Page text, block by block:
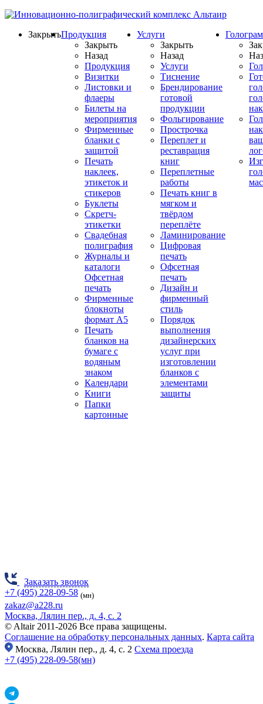
ЗакрытьПродукция
Закрыть
Назад
Продукция
Визитки
Листовки и
флаеры
Билеты на
мероприятия
Фирменные
бланки с
защитой
Печать
наклеек,
этикеток и
стикеров
Буклеты
Скретч-
этикетки
Свадебная
полиграфия
Журналы и
каталоги
Офсетная
печать
Фирменные
блокноты
формат А5
Печать
бланков на
бумаге с
водяным
знаком
Календари
Книги
Папки
картонные
Услуги
Закрыть
Назад
Услуги
Тиснение
Брендирование
готовой
продукции
Фольгирование
Прострочка
Переплет и
реставрация
книг
Переплетные
работы
Печать книг в
мягком и
твёрдом
переплёте
Ламинирование
Цифровая
печать
Офсетная
печать
Дизайн и
фирменный
стиль
Порядок
выполнения
дизайнерских
услуг при
изготовлении
бланков с
элементами
защиты
Заказать звонок
+7 (495) 228-09-58 (мн)
zakaz@a228.ru
Москва, Лялин пер., д. 4, с. 2
© Altair 2011-2026 Все права защищены.
Соглашение на обработку персональных данных. Карта сайта
Москва, Лялин пер., д. 4, с. 2 Схема проезда
+7 (495) 228-09-58(мн)